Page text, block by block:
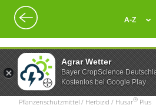
Agrar Wetter
Bayer CropScience
Kostenlos bei Google Play
A-Z
Pflanzenschutzmittel / Herbizid / Husar® Plus